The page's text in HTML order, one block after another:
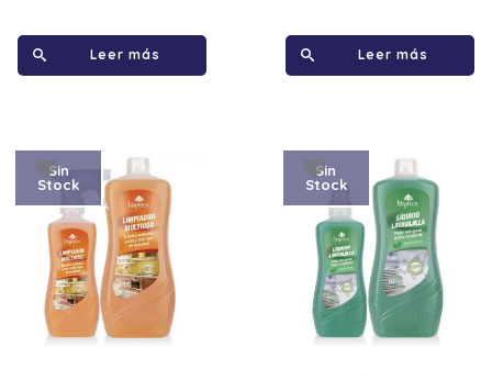
Leer más Leer más
Sin
Stock
Sin
Stock